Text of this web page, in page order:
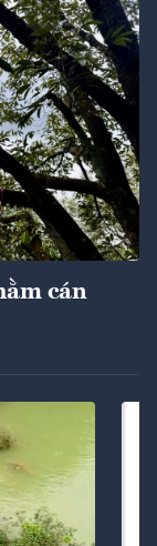
cán